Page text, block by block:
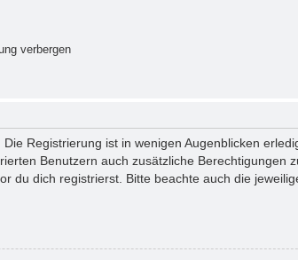
verbergen
Registrierung ist in wenigen Augenblicken
Benutzern auch zusätzliche Berechtigungen
du dich registrierst. Bitte beachte auch die